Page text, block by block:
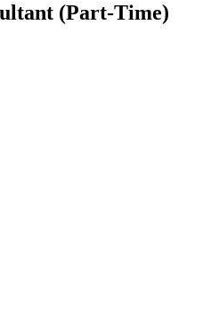
(Part-Time)